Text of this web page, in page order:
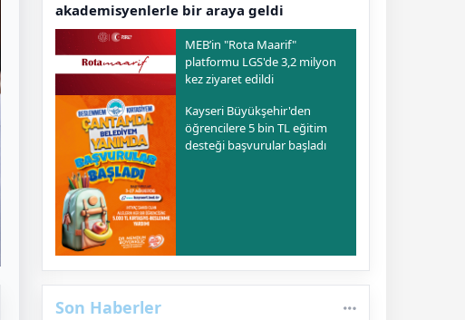
akademisyenlerle bir araya geldi
MEB’in "Rota Maarif"
platformu LGS'de 3,2 milyon
kez ziyaret edildi
Kayseri Büyükşehir'den
öğrencilere 5 bin TL eğitim
desteği başvurular başladı
Son Haberler